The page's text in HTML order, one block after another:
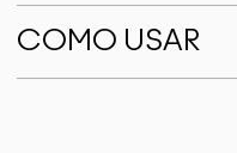
COMO USAR